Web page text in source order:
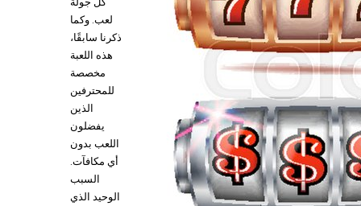
لعب. وكما
ذكرنا سابقًا،
هذه اللعبة
مخصصة
للمحترفين
الذين
يفضلون
اللعب بدون
أي مكافآت.
السبب
الوحيد الذي